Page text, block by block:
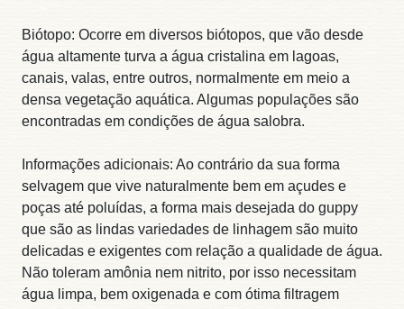
Biótopo: Ocorre em diversos biótopos, que vão desde
água altamente turva a água cristalina em lagoas,
canais, valas, entre outros, normalmente em meio a
densa vegetação aquática. Algumas populações são
encontradas em condições de água salobra.
Informações adicionais: Ao contrário da sua forma
selvagem que vive naturalmente bem em açudes e
poças até poluídas, a forma mais desejada do guppy
que são as lindas variedades de linhagem são muito
delicadas e exigentes com relação a qualidade de água.
Não toleram amônia nem nitrito, por isso necessitam
água limpa, bem oxigenada e com ótima filtragem